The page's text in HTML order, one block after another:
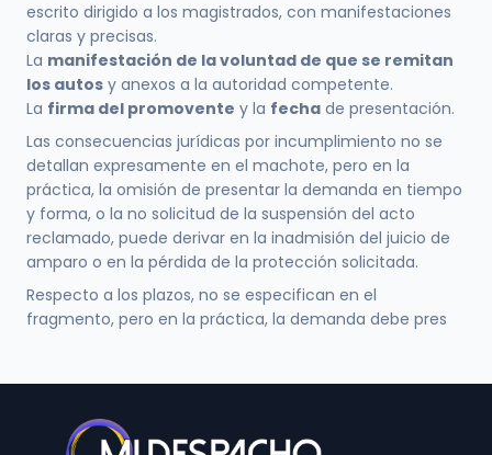
escrito dirigido a los magistrados, con manifestaciones
claras y precisas.
La manifestación de la voluntad de que se remitan
los autos y anexos a la autoridad competente.
La firma del promovente y la fecha de presentación.
Las consecuencias jurídicas por incumplimiento no se
detallan expresamente en el machote, pero en la
práctica, la omisión de presentar la demanda en tiempo
y forma, o la no solicitud de la suspensión del acto
reclamado, puede derivar en la inadmisión del juicio de
amparo o en la pérdida de la protección solicitada.
Respecto a los plazos, no se especifican en el
fragmento, pero en la práctica, la demanda debe pres